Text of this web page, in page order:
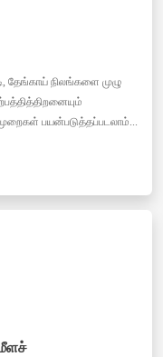
தேங்காய் நிலங்களை முழு
பயன்படுத்தப்படலாம்...